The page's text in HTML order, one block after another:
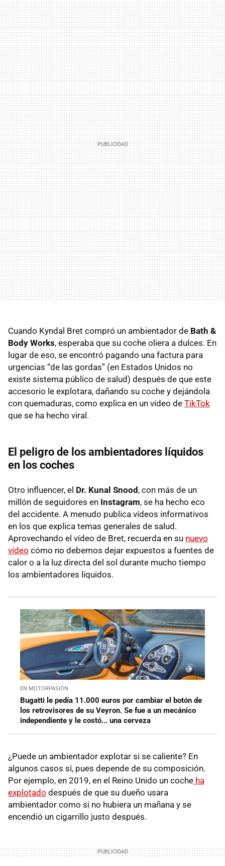
Cuando Kyndal Bret compró un ambientador de Bath &
Body Works, esperaba que su coche oliera a dulces. En
lugar de eso, se encontró pagando una factura para
urgencias “de las gordas” (en Estados Unidos no
existe sistema público de salud) después de que este
accesorio le explotara, dañando su coche y dejándola
con quemaduras, como explica en un vídeo de TikTok
que se ha hecho viral.
El peligro de los ambientadores líquidos
en los coches
Otro influencer, el Dr. Kunal Snood, con más de un
millón de seguidores en Instagram, se ha hecho eco
del accidente. A menudo publica vídeos informativos
en los que explica temas generales de salud.
Aprovechando el vídeo de Bret, recuerda en su nuevo
vídeo cómo no debemos dejar expuestos a fuentes de
calor o a la luz directa del sol durante mucho tiempo
los ambientadores líquidos.
EN MOTORPASIÓN
Bugatti le pedía 11.000 euros por cambiar el botón de
los retrovisores de su Veyron. Se fue a un mecánico
independiente y le costó... una cerveza
¿Puede un ambientador explotar si se caliente? En
algunos casos sí, pues depende de su composición.
Por ejemplo, en 2019, en el Reino Unido un coche ha
explotado después de que su dueño usara
ambientador como si no hubiera un mañana y se
encendió un cigarrillo justo después.